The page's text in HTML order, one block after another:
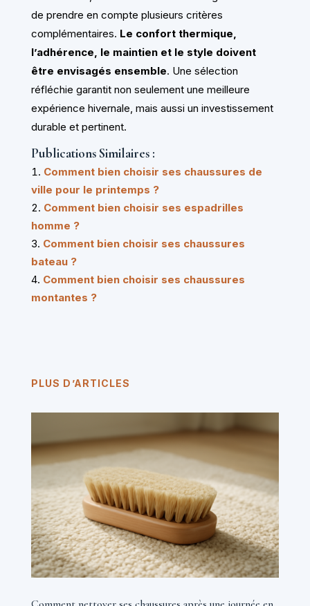
de prendre en compte plusieurs critères
complémentaires. Le confort thermique,
l’adhérence, le maintien et le style doivent
être envisagés ensemble. Une sélection
réfléchie garantit non seulement une meilleure
expérience hivernale, mais aussi un investissement
durable et pertinent.
Publications Similaires :
Comment bien choisir ses chaussures de
ville pour le printemps ?
Comment bien choisir ses espadrilles
homme ?
Comment bien choisir ses chaussures
bateau ?
Comment bien choisir ses chaussures
montantes ?
PLUS D’ARTICLES